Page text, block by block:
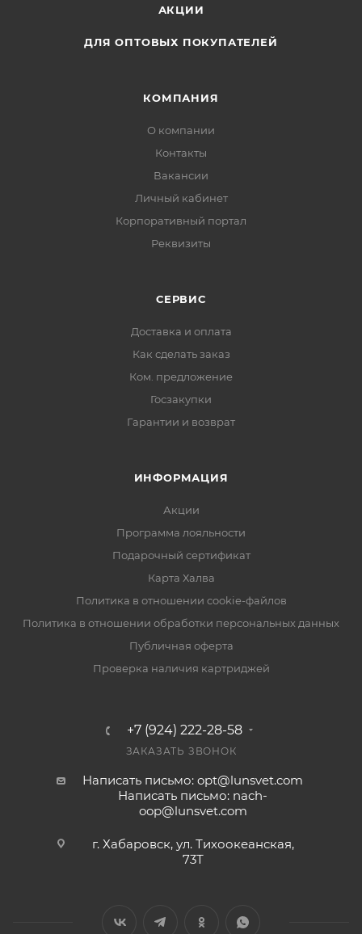
АКЦИИ
ДЛЯ ОПТОВЫХ ПОКУПАТЕЛЕЙ
КОМПАНИЯ
О компании
Контакты
Вакансии
Личный кабинет
Корпоративный портал
Реквизиты
СЕРВИС
Доставка и оплата
Как сделать заказ
Ком. предложение
Госзакупки
Гарантии и возврат
ИНФОРМАЦИЯ
Акции
Программа лояльности
Подарочный сертификат
Карта Халва
Политика в отношении cookie-файлов
Политика в отношении обработки персональных данных
Публичная оферта
Проверка наличия картриджей
+7 (924) 222-28-58
ЗАКАЗАТЬ ЗВОНОК
Написать письмо: opt@lunsvet.com
Написать письмо: nach-
oop@lunsvet.com
г. Хабаровск, ул. Тихоокеанская,
73Т